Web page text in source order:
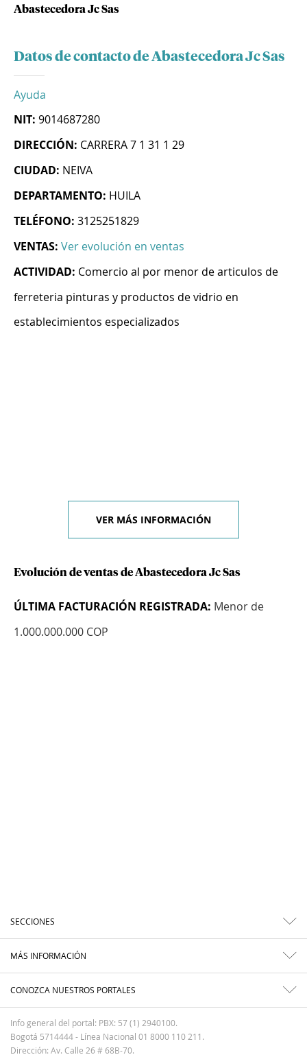
Abastecedora Jc Sas
Datos de contacto de Abastecedora Jc Sas
Ayuda
NIT: 9014687280
DIRECCIÓN: CARRERA 7 1 31 1 29
CIUDAD: NEIVA
DEPARTAMENTO: HUILA
TELÉFONO: 3125251829
VENTAS: Ver evolución en ventas
ACTIVIDAD: Comercio al por menor de articulos de
ferreteria pinturas y productos de vidrio en
establecimientos especializados
VER MÁS INFORMACIÓN
Evolución de ventas de Abastecedora Jc Sas
ÚLTIMA FACTURACIÓN REGISTRADA: Menor de
1.000.000.000 COP
SECCIONES
MÁS INFORMACIÓN
CONOZCA NUESTROS PORTALES
Info general del portal: PBX: 57 (1) 2940100.
Bogotá 5714444 - Línea Nacional 01 8000 110 211.
Dirección: Av. Calle 26 # 68B-70.